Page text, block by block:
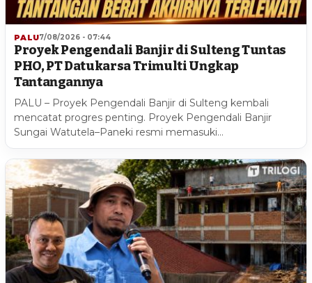
PALU7/08/2026 - 07:44
Proyek Pengendali Banjir di Sulteng Tuntas
PHO, PT Datukarsa Trimulti Ungkap
Tantangannya
PALU – Proyek Pengendali Banjir di Sulteng kembali
mencatat progres penting. Proyek Pengendali Banjir
Sungai Watutela–Paneki resmi memasuki…